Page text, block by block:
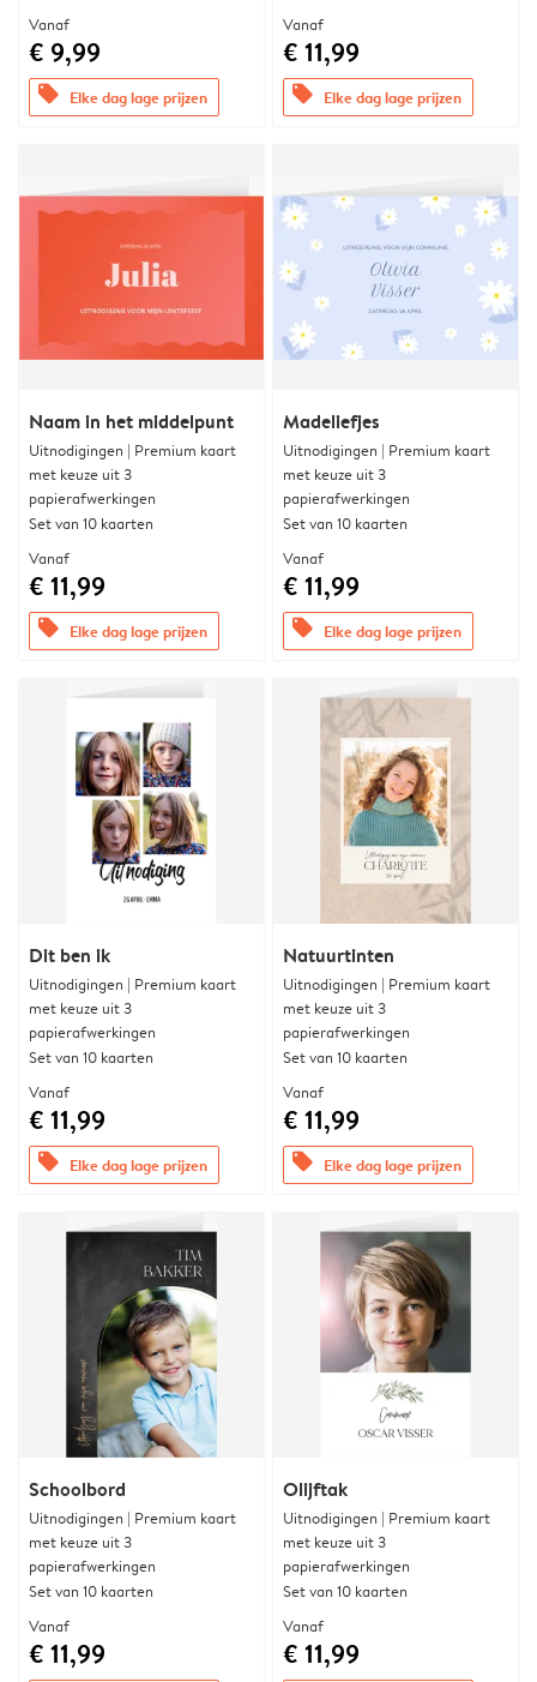
Vanaf
€ 9,99
offers Elke dag lage prijzen
Vanaf
€ 11,99
offers Elke dag lage prijzen
Naam in het middelpunt
Uitnodigingen | Premium kaart
met keuze uit 3
papierafwerkingen
Set van 10 kaarten
Vanaf
€ 11,99
offers Elke dag lage prijzen
Madeliefjes
Uitnodigingen | Premium kaart
met keuze uit 3
papierafwerkingen
Set van 10 kaarten
Vanaf
€ 11,99
offers Elke dag lage prijzen
Dit ben ik
Uitnodigingen | Premium kaart
met keuze uit 3
papierafwerkingen
Set van 10 kaarten
Vanaf
€ 11,99
offers Elke dag lage prijzen
Natuurtinten
Uitnodigingen | Premium kaart
met keuze uit 3
papierafwerkingen
Set van 10 kaarten
Vanaf
€ 11,99
offers Elke dag lage prijzen
Schoolbord
Uitnodigingen | Premium kaart
met keuze uit 3
papierafwerkingen
Set van 10 kaarten
Vanaf
€ 11,99
Olijftak
Uitnodigingen | Premium kaart
met keuze uit 3
papierafwerkingen
Set van 10 kaarten
Vanaf
€ 11,99